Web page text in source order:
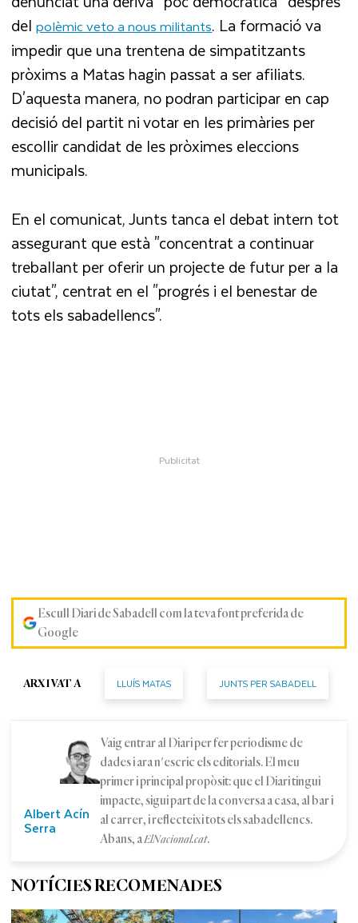
delpolèmic veto a nous militants. La formació va
impedir que una trentena de simpatitzants
pròxims a Matas hagin passat a ser afiliats.
D'aquesta manera, no podran participar en cap
decisió del partit ni votar en les primàries per
escollir candidat de les pròximes eleccions
municipals.
En el comunicat, Junts tanca el debat intern tot
assegurant que està "concentrat a continuar
treballant per oferir un projecte de futur per a la
ciutat", centrat en el "progrés i el benestar de
tots els sabadellencs".
Escull Diari de Sabadell com la teva font preferida de
Google
ARXIVAT A LLUÍS MATAS JUNTS PER SABADELL
Albert Acín
Serra
Vaig entrar al Diari per fer periodisme de
dades i ara n'escric els editorials. El meu
primer i principal propòsit: que el Diari tingui
impacte, sigui part de la conversa a casa, al bar i
al carrer, i reflecteixi tots els sabadellencs.
Abans, a ElNacional.cat.
NOTÍCIES RECOMENADES